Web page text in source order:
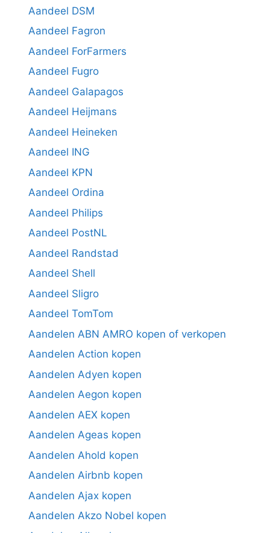
Aandeel DSM
Aandeel Fagron
Aandeel ForFarmers
Aandeel Fugro
Aandeel Galapagos
Aandeel Heijmans
Aandeel Heineken
Aandeel ING
Aandeel KPN
Aandeel Ordina
Aandeel Philips
Aandeel PostNL
Aandeel Randstad
Aandeel Shell
Aandeel Sligro
Aandeel TomTom
Aandelen ABN AMRO kopen of verkopen
Aandelen Action kopen
Aandelen Adyen kopen
Aandelen Aegon kopen
Aandelen AEX kopen
Aandelen Ageas kopen
Aandelen Ahold kopen
Aandelen Airbnb kopen
Aandelen Ajax kopen
Aandelen Akzo Nobel kopen